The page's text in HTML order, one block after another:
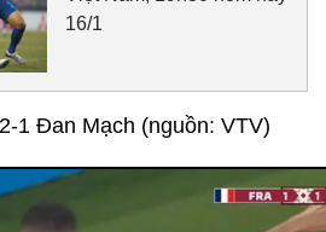
16/1
1 Đan Mạch (nguồn: VTV)